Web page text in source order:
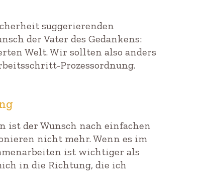
suggerierenden
der Vater des Gedankens:
Welt. Wir sollten also anders
Prozessordnung.
ist der Wunsch nach einfachen
nicht mehr. Wenn es im
ist wichtiger als
in die Richtung, die ich